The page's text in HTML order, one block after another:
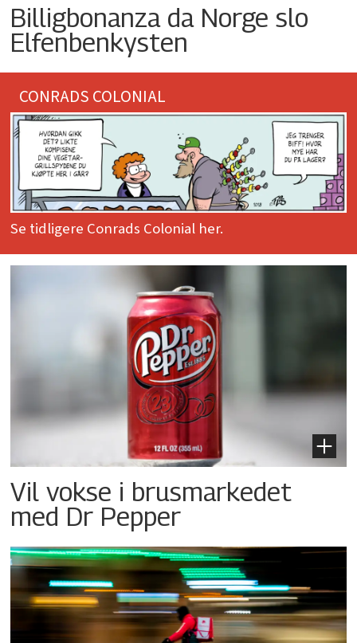
Billigbonanza da Norge slo
Elfenbenkysten
CONRADS COLONIAL
Se tidligere Conrads Colonial her.
Vil vokse i brusmarkedet
med Dr Pepper